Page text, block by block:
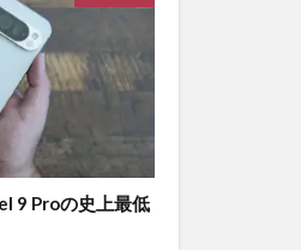
9 Proの史上最低